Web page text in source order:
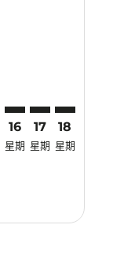
16
星期
17
星期
18
星期